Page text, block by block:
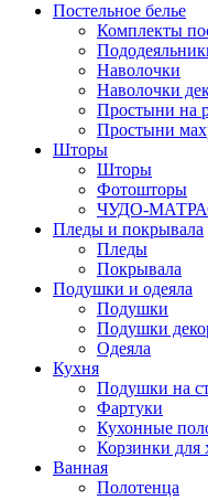
Постельное белье
Комплекты
Наволочки
Наволочки
Простыни на
Простыни
Шторы
Шторы
Фотошторы
ЧУДО-
Пледы и покрывала
Пледы
Покрывала
Подушки и одеяла
Подушки
Подушки
Одеяла
Кухня
Подушки на
Фартуки
Кухонные
Корзинки для
Ванная
Полотенца